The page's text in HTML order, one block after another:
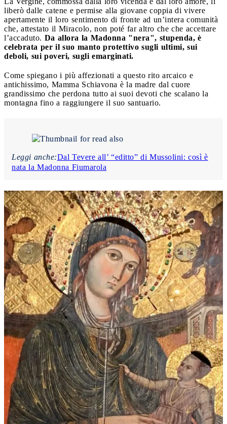
liberò dalle catene e permise alla giovane coppia di vivere
apertamente il loro sentimento di fronte ad un’intera comunità
che, attestato il Miracolo, non poté far altro che che accettare
l’accaduto. Da allora la Madonna "nera", stupenda, è
celebrata per il suo manto protettivo sugli ultimi, sui
deboli, sui poveri, sugli emarginati.
Come spiegano i più affezionati a questo rito arcaico e
antichissimo, Mamma Schiavona è la madre dal cuore
grandissimo che perdona tutto ai suoi devoti che scalano la
montagna fino a raggiungere il suo santuario.
Leggi anche:Dal Tevere all’ “editto” di Mussolini: così è
nata la Madonna Fiumarola